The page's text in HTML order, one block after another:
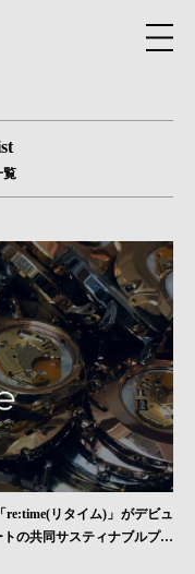
覧
リタイム)」がデビュ
の共同サスティナブルプロ